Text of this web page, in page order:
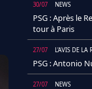
30/07 NEWS
PSG : Après le
tour à Paris
27/07 L'AVIS DE LA
PSG : Antonio
27/07 NEWS